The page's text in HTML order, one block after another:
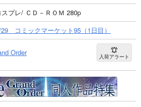
プレ/ ＣＤ－ＲＯＭ 280p
コミックマーケット95（1日目）
Order 入荷アラート